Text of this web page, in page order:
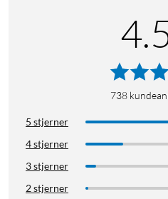
738
5 stjerner
4 stjerner
3 stjerner
2 stjerner